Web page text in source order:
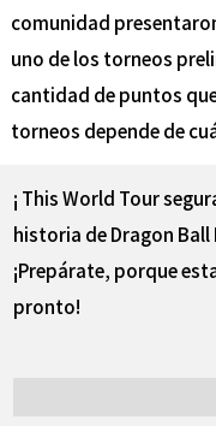
comunidad
uno de los torneos
cantidad de puntos
torneos depende de
¡ This World Tour
historia de Dragon Ball
¡Prepárate, porque
pronto!